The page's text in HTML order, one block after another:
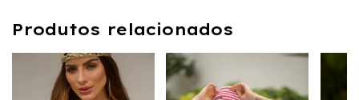
Produtos relacionados